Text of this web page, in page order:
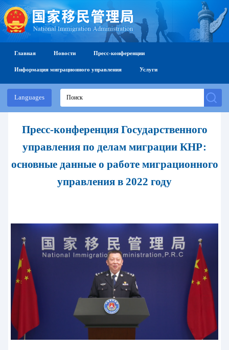
Languages
Главная Новости Пресс-конференции
Информация миграционного управления Услуги
Пресс-конференция Государственного
управления по делам миграции КНР:
основные данные о работе миграционного
управления в 2022 году